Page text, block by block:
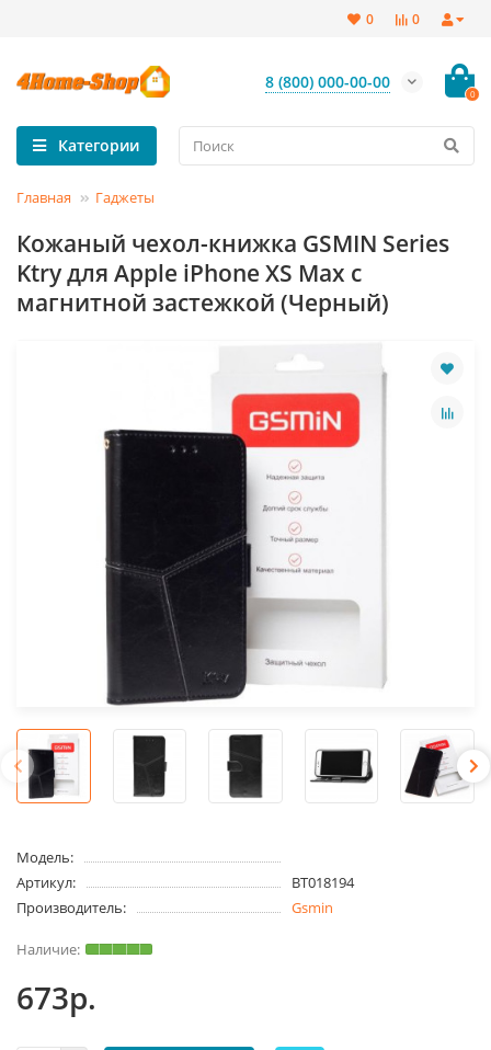
0
0
8 (800) 000-00-00
0
Категории
Главная Гаджеты
Кожаный чехол-книжка GSMIN Series
Ktry для Apple iPhone XS Max с
магнитной застежкой (Черный)
Модель:
Артикул:
BT018194
Производитель:
Gsmin
673р.